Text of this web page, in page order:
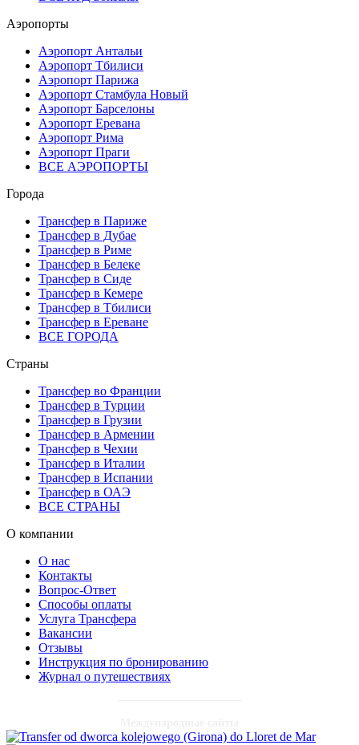
Аэропорты
Аэропорт Антальи
Аэропорт Тбилиси
Аэропорт Парижа
Аэропорт Стамбула Новый
Аэропорт Барселоны
Аэропорт Еревана
Аэропорт Рима
Аэропорт Праги
ВСЕ АЭРОПОРТЫ
Города
Трансфер в Париже
Трансфер в Дубае
Трансфер в Риме
Трансфер в Белеке
Трансфер в Сиде
Трансфер в Кемере
Трансфер в Тбилиси
Трансфер в Ереване
ВСЕ ГОРОДА
Страны
Трансфер во Франции
Трансфер в Турции
Трансфер в Грузии
Трансфер в Армении
Трансфер в Чехии
Трансфер в Италии
Трансфер в Испании
Трансфер в ОАЭ
ВСЕ СТРАНЫ
О компании
О нас
Контакты
Вопрос-Ответ
Способы оплаты
Услуга Трансфера
Вакансии
Отзывы
Инструкция по бронированию
Журнал о путешествиях